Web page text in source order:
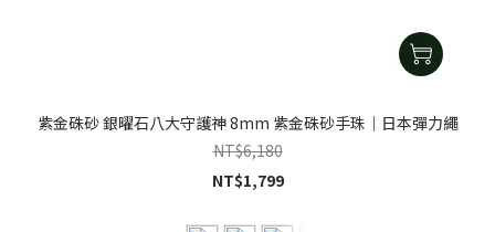
紫金硃砂 銀曜石八大守護神 8mm 紫金硃砂手珠｜日本彈力繩
NT$6,180
NT$1,799